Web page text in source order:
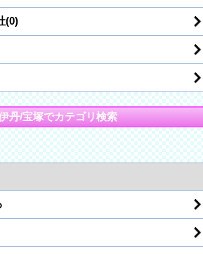
(0)
丹/宝塚でカテゴリ検索